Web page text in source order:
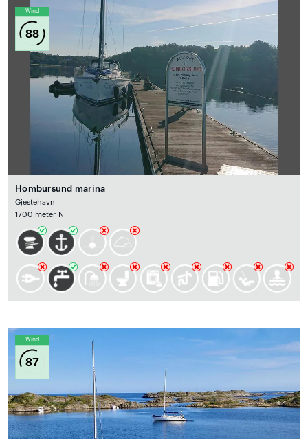
Wind
88
Hombursund marina
Gjestehavn
1700 meter N
Wind
87